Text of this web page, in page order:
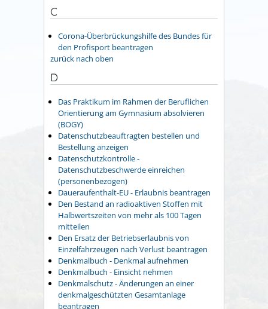
C
Corona-Überbrückungshilfe des Bundes für
den Profisport beantragen
zurück nach oben
D
Das Praktikum im Rahmen der Beruflichen
Orientierung am Gymnasium absolvieren
(BOGY)
Datenschutzbeauftragten bestellen und
Bestellung anzeigen
Datenschutzkontrolle -
Datenschutzbeschwerde einreichen
(personenbezogen)
Daueraufenthalt-EU - Erlaubnis beantragen
Den Bestand an radioaktiven Stoffen mit
Halbwertszeiten von mehr als 100 Tagen
mitteilen
Den Ersatz der Betriebserlaubnis von
Einzelfahrzeugen nach Verlust beantragen
Denkmalbuch - Denkmal aufnehmen
Denkmalbuch - Einsicht nehmen
Denkmalschutz - Änderungen an einer
denkmalgeschützten Gesamtanlage
beantragen